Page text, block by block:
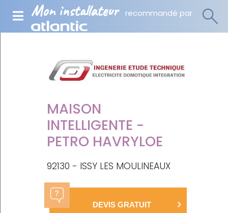
Mon installateur recommandé par
MAISON
INTELLIGENTE -
PETRO HAVRYLOE
92130 - ISSY LES MOULINEAUX
DEVIS GRATUIT